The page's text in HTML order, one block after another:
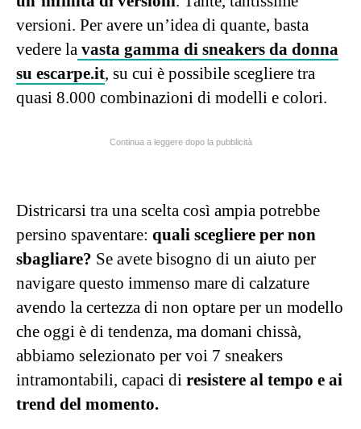
versioni. Per avere un’idea di quante, basta
vedere la vasta gamma di sneakers da donna
su escarpe.it, su cui è possibile scegliere tra
quasi 8.000 combinazioni di modelli e colori.
Continua a leggere dopo la pubblicità
Districarsi tra una scelta così ampia potrebbe
persino spaventare: quali scegliere per non
sbagliare? Se avete bisogno di un aiuto per
navigare questo immenso mare di calzature
avendo la certezza di non optare per un modello
che oggi è di tendenza, ma domani chissà,
abbiamo selezionato per voi 7 sneakers
intramontabili, capaci di resistere al tempo e ai
trend del momento.